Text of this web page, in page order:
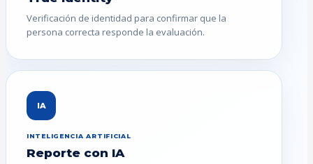
Verificación de identidad para confirmar que la
persona correcta responde la evaluación.
IA
INTELIGENCIA ARTIFICIAL
Reporte con IA